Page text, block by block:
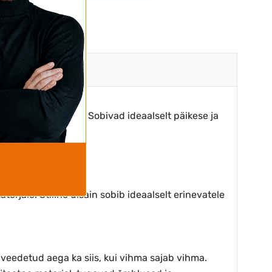
ja koduaedades. Sobivad ideaalselt päikese ja
on väga hea.
Stiilne disain sobib ideaalselt erinevatele
aega ka siis, kui vihma sajab vihma.